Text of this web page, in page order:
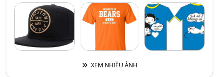
XEM NHIỀU ẢNH